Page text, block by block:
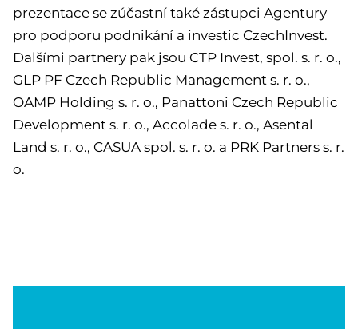
prezentace se zúčastní také zástupci Agentury
pro podporu podnikání a investic CzechInvest.
Dalšími partnery pak jsou CTP Invest, spol. s. r. o.,
GLP PF Czech Republic Management s. r. o.,
OAMP Holding s. r. o., Panattoni Czech Republic
Development s. r. o., Accolade s. r. o., Asental
Land s. r. o., CASUA spol. s. r. o. a PRK Partners s. r.
o.